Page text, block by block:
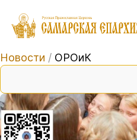
Новости / ОРОиК